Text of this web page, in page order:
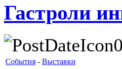
Гастроли
События - Выставки